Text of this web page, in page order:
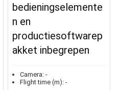
bedieningselemente
n en
productiesoftwarep
akket inbegrepen
Camera: -
Flight time (m): -